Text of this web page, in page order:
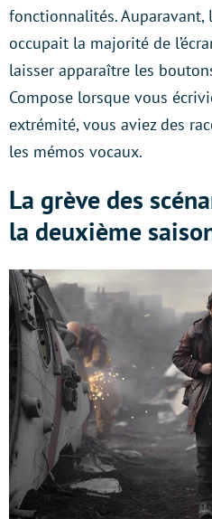
fonctionnalités. Auparavant,
occupait la majorité de
laisser apparaître les
Compose lorsque vous
extrémité, vous aviez des
les mémos vocaux.
La grève des
la deuxième